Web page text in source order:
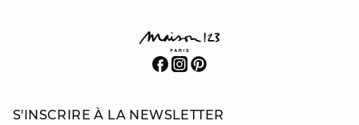
S'INSCRIRE À LA NEWSLETTER